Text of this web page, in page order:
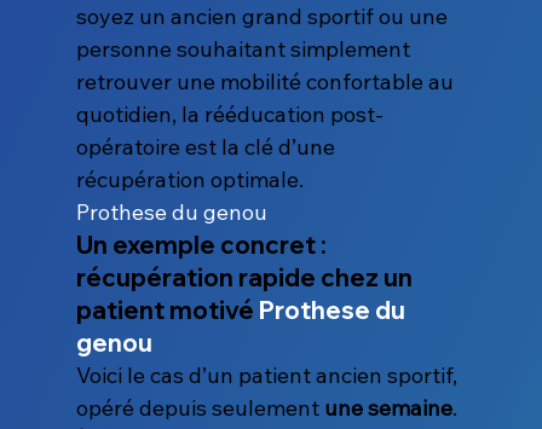
soyez un ancien grand sportif ou une
personne souhaitant simplement
retrouver une mobilité confortable au
quotidien, la rééducation post-
opératoire est la clé d’une
récupération optimale.
Prothese du genou
Un exemple concret :
récupération rapide chez un
patient motivé Prothese du
genou
Voici le cas d’un patient ancien sportif,
opéré depuis seulement une semaine.